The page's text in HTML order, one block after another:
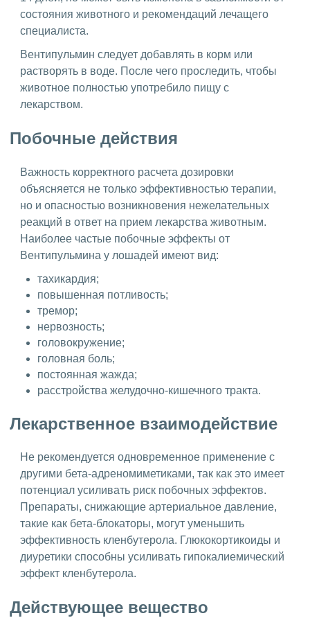
состояния животного и рекомендаций лечащего
специалиста.
Вентипульмин следует добавлять в корм или
растворять в воде. После чего проследить, чтобы
животное полностью употребило пищу с
лекарством.
Побочные действия
Важность корректного расчета дозировки
объясняется не только эффективностью терапии,
но и опасностью возникновения нежелательных
реакций в ответ на прием лекарства животным.
Наиболее частые побочные эффекты от
Вентипульмина у лошадей имеют вид:
тахикардия;
повышенная потливость;
тремор;
нервозность;
головокружение;
головная боль;
постоянная жажда;
расстройства желудочно-кишечного тракта.
Лекарственное взаимодействие
Не рекомендуется одновременное применение с
другими бета-адреномиметиками, так как это имеет
потенциал усиливать риск побочных эффектов.
Препараты, снижающие артериальное давление,
такие как бета-блокаторы, могут уменьшить
эффективность кленбутерола. Глюкокортикоиды и
диуретики способны усиливать гипокалиемический
эффект кленбутерола.
Действующее вещество